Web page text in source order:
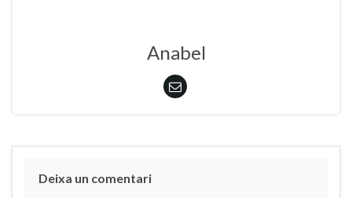
Anabel
Deixa un comentari